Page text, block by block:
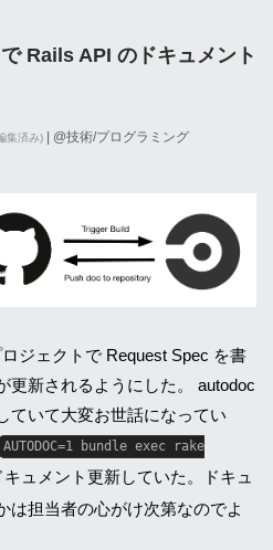
Rails API のドキュメント
集済み) | @技術/プログラミング
ジェクトで Request Spec を書
更新されるようにした。 autodoc
ていて大変お世話になってい
AUTODOC=1 bundle exec rake
キュメント更新していた。ドキュ
は担当者の心がけ次第なのでよ